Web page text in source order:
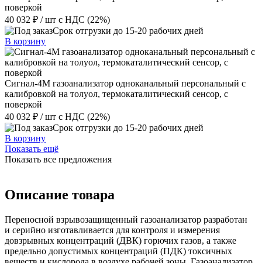
поверкой
40 032 ₽ / шт с НДС (22%)
Срок отгрузки до 15-20 рабочих дней
В корзину
Сигнал-4М газоанализатор одноканальный персональный с
калибровкой на толуол, термокаталитический сенсор, с
поверкой
40 032 ₽ / шт с НДС (22%)
Срок отгрузки до 15-20 рабочих дней
В корзину
Показать ещё
Показать все предложения
Описание товара
Переносной взрывозащищенный газоанализатор разработан
и серийно изготавливается для контроля и измерения
довзрывных концентраций (ДВК) горючих газов, а также
предельно допустимых концентраций (ПДК) токсичных